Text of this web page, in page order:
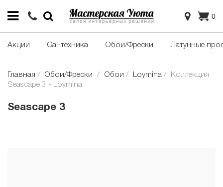
0
Акции Сантехника Обои/Фрески Латунные
Главная Обои/Фрески Обои Loymina
Коллекция
Seascape 3 - Loymina
Seascape 3